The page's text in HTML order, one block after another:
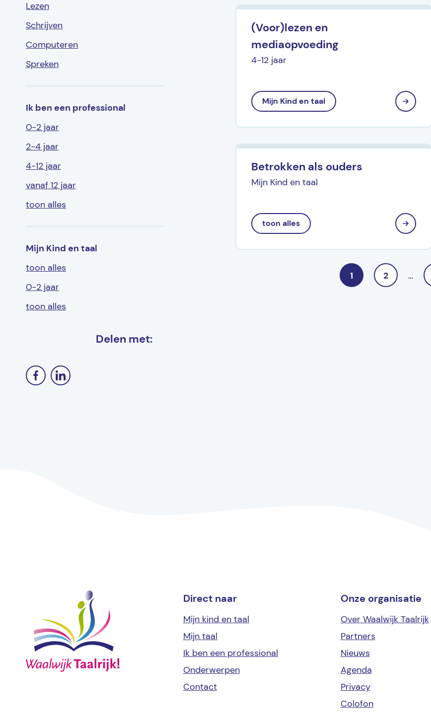
Lezen
Schrijven
Computeren
Spreken
Ik ben een professional
0-2 jaar
2-4 jaar
4-12 jaar
vanaf 12 jaar
toon alles
Mijn Kind en taal
toon alles
0-2 jaar
toon alles
Delen met:
(Voor)lezen en
mediaopvoeding
4-12 jaar
Mijn Kind en taal
Betrokken als ouders
Mijn Kind en taal
toon alles
1 2 …
Direct naar
Mijn kind en taal
Mijn taal
Ik ben een professional
Onderwerpen
Contact
Onze organisatie
Over Waalwijk Taalrijk
Partners
Nieuws
Agenda
Privacy
Colofon